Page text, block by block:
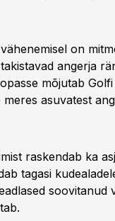
on
angerja
mõjutab
asuvatest
raskendab ka
tagasi
soovitanud